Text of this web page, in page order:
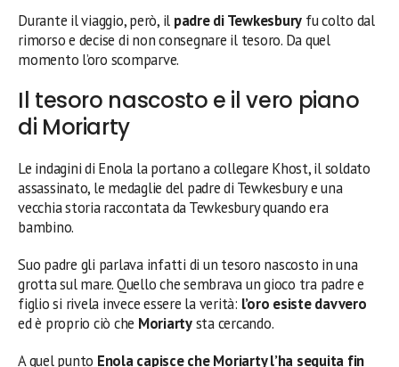
Durante il viaggio, però, il padre di Tewkesbury fu colto dal
rimorso e decise di non consegnare il tesoro. Da quel
momento l’oro scomparve.
Il tesoro nascosto e il vero piano
di Moriarty
Le indagini di Enola la portano a collegare Khost, il soldato
assassinato, le medaglie del padre di Tewkesbury e una
vecchia storia raccontata da Tewkesbury quando era
bambino.
Suo padre gli parlava infatti di un tesoro nascosto in una
grotta sul mare. Quello che sembrava un gioco tra padre e
figlio si rivela invece essere la verità: l’oro esiste davvero
ed è proprio ciò che Moriartysta cercando.
A quel punto Enola capisce che Moriarty l’ha seguita fin